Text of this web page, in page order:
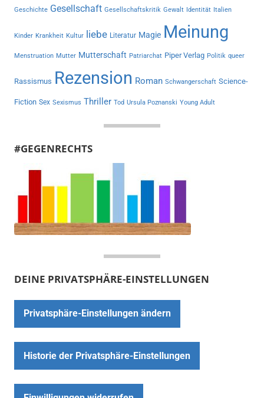
Geschichte Gesellschaft Gesellschaftskritik Gewalt Identität Italien
Kinder Krankheit Kultur liebe Literatur Magie Meinung
Menstruation Mutter Mutterschaft Patriarchat Piper Verlag Politik queer
Rassismus Rezension Roman Schwangerschaft Science-
Fiction Sex Sexismus Thriller Tod Ursula Poznanski Young Adult
#GEGENRECHTS
DEINE PRIVATSPHÄRE-EINSTELLUNGEN
Privatsphäre-Einstellungen ändern
Historie der Privatsphäre-Einstellungen